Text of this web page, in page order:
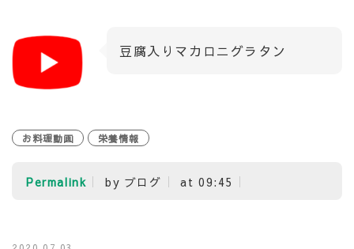
豆腐入りマカロニグラタン
お料理動画 栄養情報
Permalink by ブログ at 09:45